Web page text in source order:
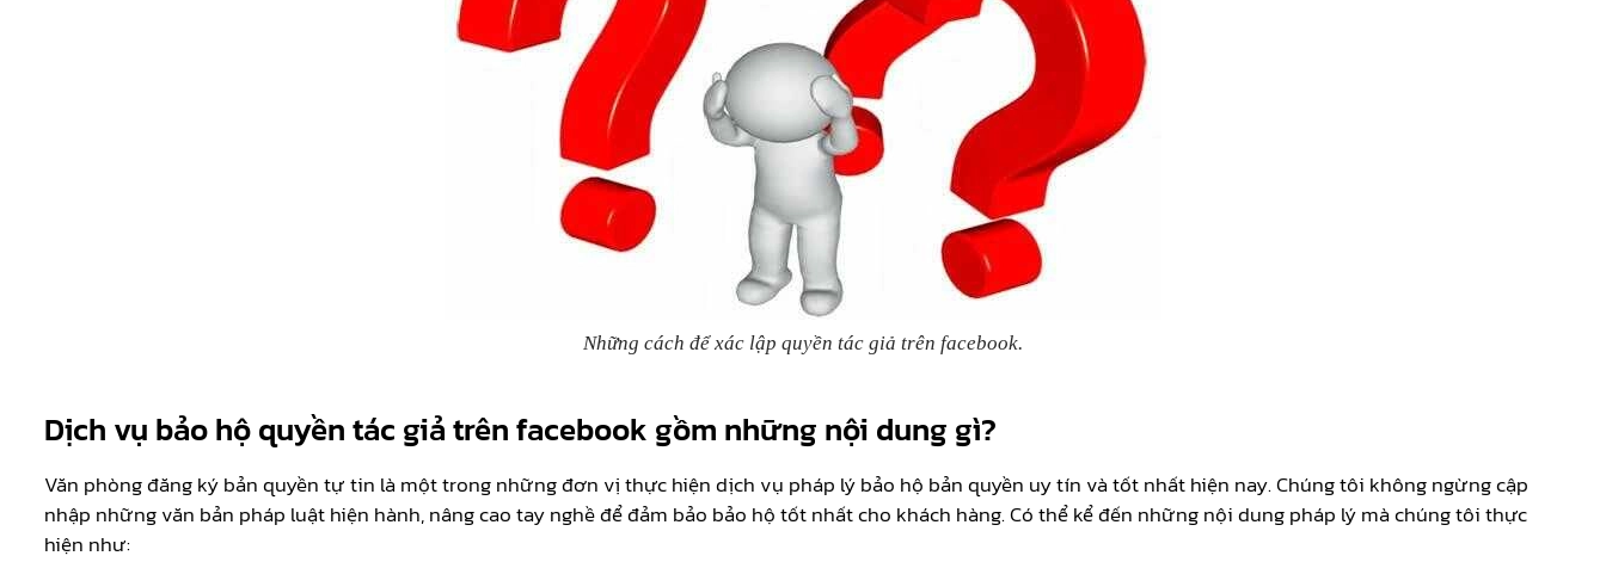
Những cách để xác lập quyền tác giả trên facebook.
Dịch vụ bảo hộ quyền tác giả trên facebook gồm những nội dung gì?
Văn phòng đăng ký bản quyền tự tin là một trong những đơn vị thực hiện dịch vụ pháp lý bảo hộ bản quyền uy tín và tốt nhất hiện nay. Chúng tôi không ngừng cập
nhập những văn bản pháp luật hiện hành, nâng cao tay nghề để đảm bảo bảo hộ tốt nhất cho khách hàng. Có thể kể đến những nội dung pháp lý mà chúng tôi thực
hiện như: